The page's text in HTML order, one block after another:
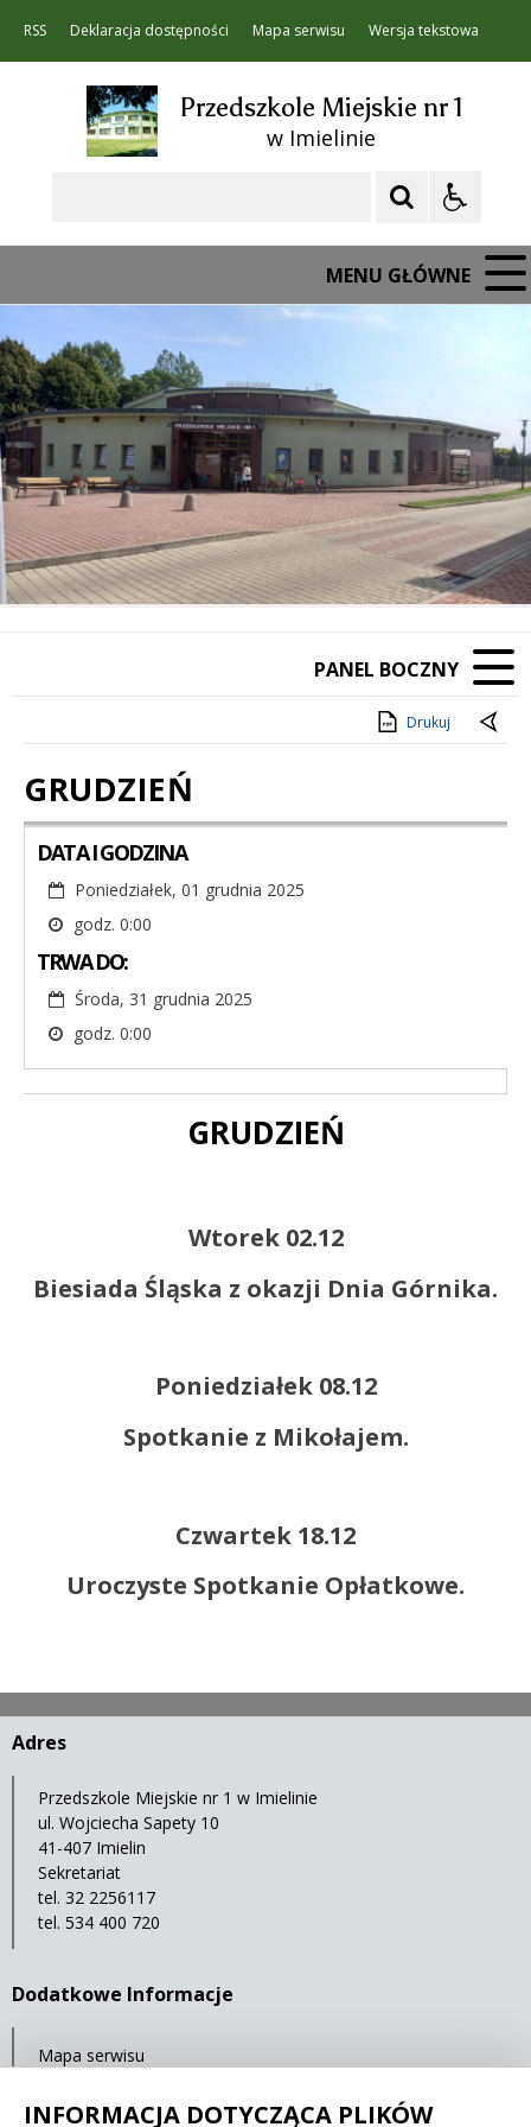
RSS Deklaracja dostępności Mapa serwisu Wersja tekstowa
Przedszkole Miejskie nr 1
w Imielinie
MENU GŁÓWNE
PANEL BOCZNY
Drukuj
GRUDZIEŃ
DATA I GODZINA
Poniedziałek, 01 grudnia 2025
godz. 0:00
TRWA DO:
Środa, 31 grudnia 2025
godz. 0:00
GRUDZIEŃ
Wtorek 02.12
Biesiada Śląska z okazji Dnia Górnika.
Poniedziałek 08.12
Spotkanie z Mikołajem.
Czwartek 18.12
Uroczyste Spotkanie Opłatkowe.
Adres
Przedszkole Miejskie nr 1 w Imielinie
ul. Wojciecha Sapety 10
41-407 Imielin
Sekretariat
tel. 32 2256117
tel. 534 400 720
Dodatkowe Informacje
Mapa serwisu
Ostatnia aktualizacja: 22.06.2020 14:00
INFORMACJA DOTYCZĄCA PLIKÓW